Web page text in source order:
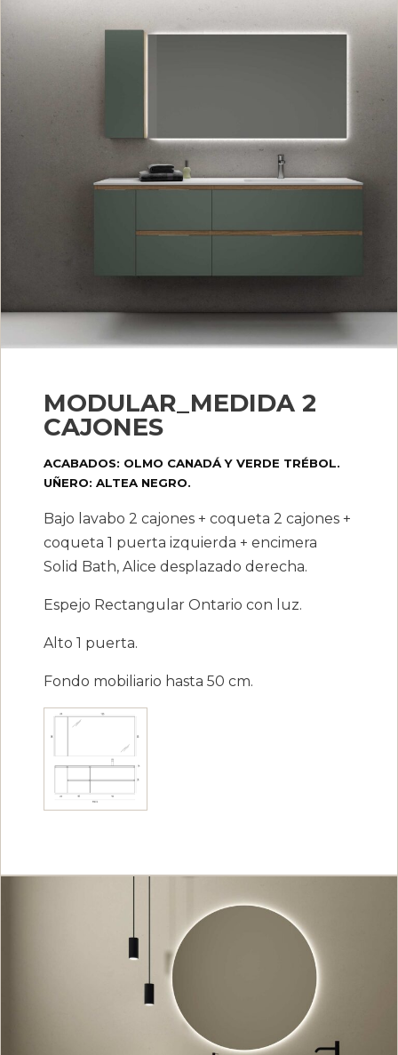
MODULAR_MEDIDA 2
CAJONES
ACABADOS: OLMO CANADÁ Y VERDE TRÉBOL.
UÑERO: ALTEA NEGRO.
Bajo lavabo 2 cajones + coqueta 2 cajones +
coqueta 1 puerta izquierda + encimera
Solid Bath, Alice desplazado derecha.
Espejo Rectangular Ontario con luz.
Alto 1 puerta.
Fondo mobiliario hasta 50 cm.